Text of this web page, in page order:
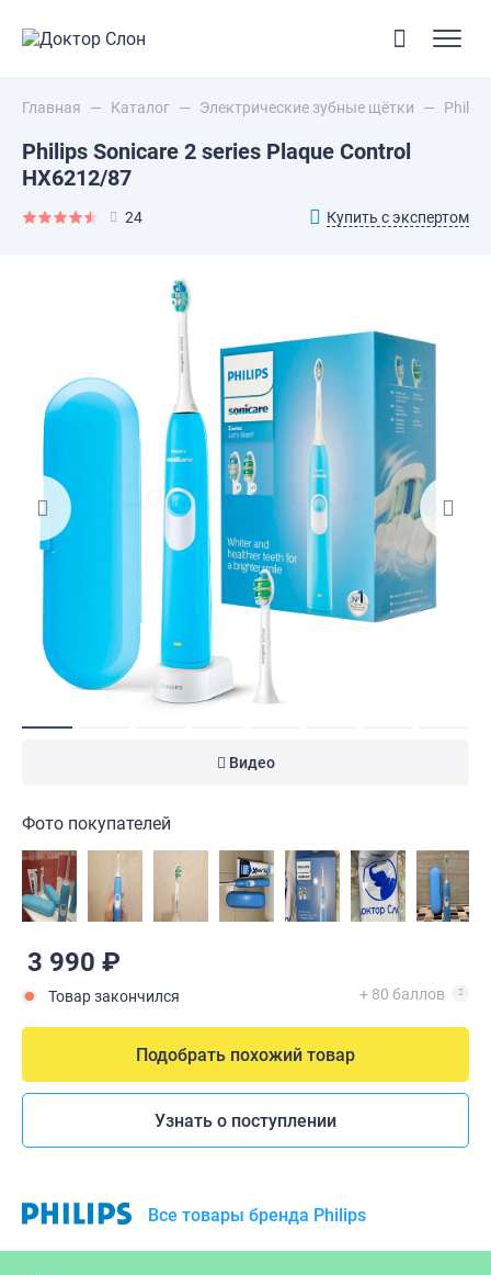
Главная — Каталог — Электрические зубные щётки —
Philips Sonicare 2 series Plaque Control
HX6212/87
24 Купить с экспертом
Видео
Фото покупателей
3 990 ₽
Товар закончился + 80 баллов
Подобрать похожий товар
Узнать о поступлении
Все товары бренда Philips